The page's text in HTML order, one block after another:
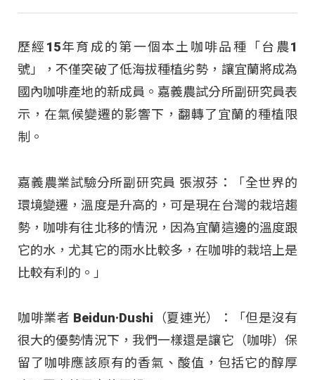
歷經15年育成的第一個本土咖啡品種「台農1
號」，不僅突破了低海拔種植劣勢，讓宜蘭將成為
國內咖啡產地的新成員。嘉義農試分所副研究員表
示，在氣候變遷的影響下，翻轉了宜蘭的種植限
制。
嘉義農業試驗分所副研究員 張淑芬：「全世界的
環境變遷，溫度是升高的，可是現在台灣的栽培趨
勢，咖啡有往北移的情況，因為宜蘭這邊的溫度跟
它的水，尤其它的雨水比較多，在咖啡的栽培上是
比較有利的。」
咖啡業者 Beidun·Dushi（夏連光）：「但是沒有
很大的優勢情況下，我們一樣還是讓它（咖啡）保
留了咖啡應該原有的香氣、酸值，包括它的醇厚